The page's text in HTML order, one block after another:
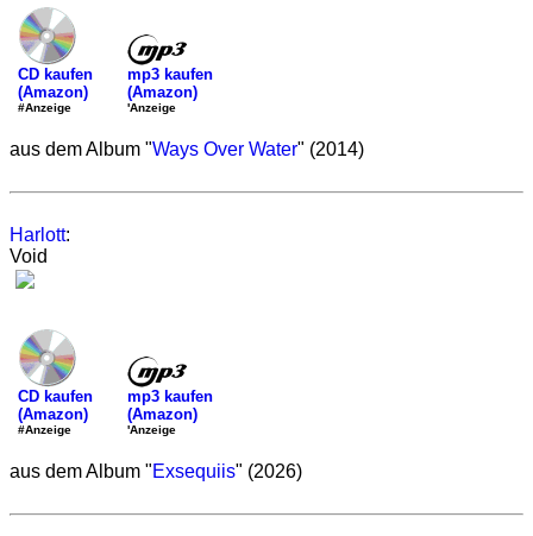
CD kaufen
(Amazon)
#Anzeige
mp3 kaufen
(Amazon)
'Anzeige
aus dem Album "Ways Over Water" (2014)
Harlott:
Void
CD kaufen
(Amazon)
#Anzeige
mp3 kaufen
(Amazon)
'Anzeige
aus dem Album "Exsequiis" (2026)